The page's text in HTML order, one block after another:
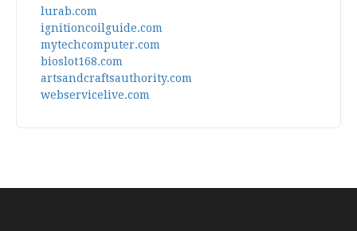
lurab.com
ignitioncoilguide.com
mytechcomputer.com
bioslot168.com
artsandcraftsauthority.com
webservicelive.com